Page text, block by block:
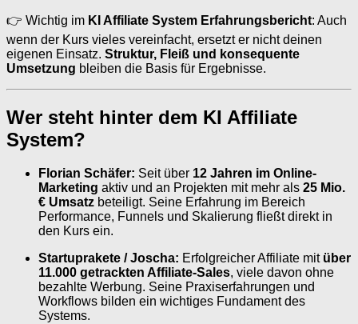
👉 Wichtig im KI Affiliate System Erfahrungsbericht: Auch
wenn der Kurs vieles vereinfacht, ersetzt er nicht deinen
eigenen Einsatz. Struktur, Fleiß und konsequente
Umsetzung bleiben die Basis für Ergebnisse.
Wer steht hinter dem KI Affiliate
System?
Florian Schäfer: Seit über 12 Jahren im Online-
Marketing aktiv und an Projekten mit mehr als 25 Mio.
€ Umsatz beteiligt. Seine Erfahrung im Bereich
Performance, Funnels und Skalierung fließt direkt in
den Kurs ein.
Startuprakete / Joscha: Erfolgreicher Affiliate mit über
11.000 getrackten Affiliate-Sales, viele davon ohne
bezahlte Werbung. Seine Praxiserfahrungen und
Workflows bilden ein wichtiges Fundament des
Systems.